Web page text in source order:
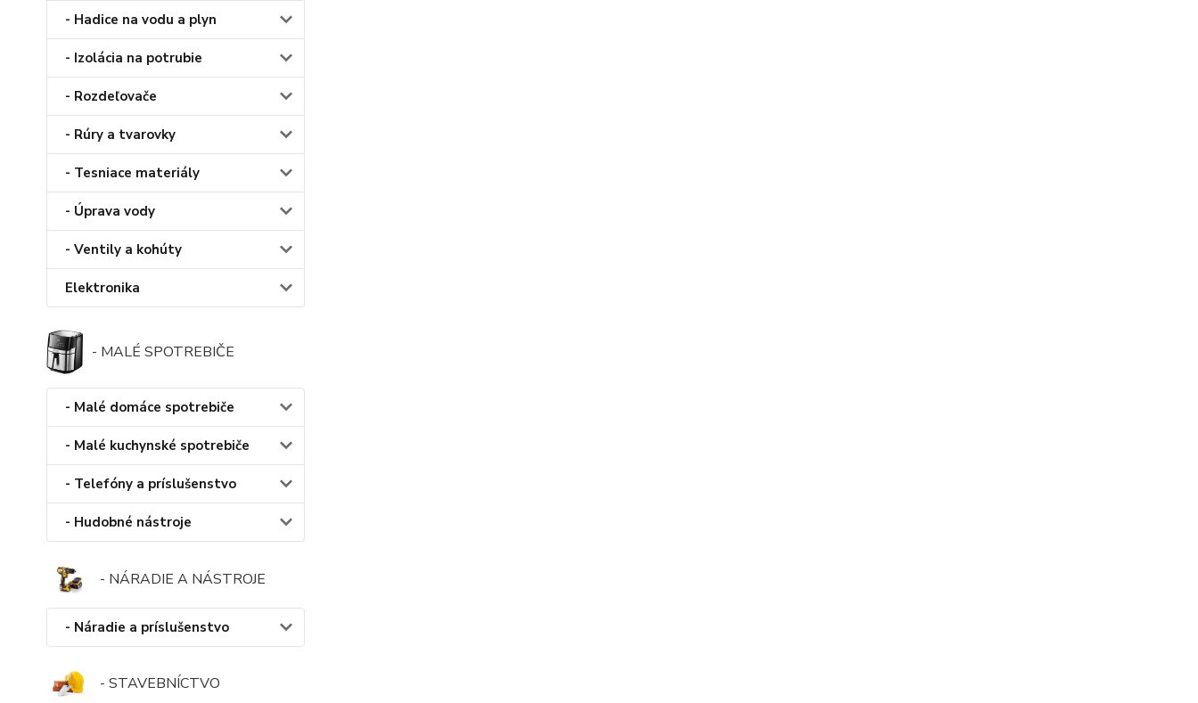
- Hadice na vodu a plyn
- Izolácia na potrubie
- Rozdeľovače
- Rúry a tvarovky
- Tesniace materiály
- Úprava vody
- Ventily a kohúty
Elektronika
- MALÉ SPOTREBIČE
- Malé domáce spotrebiče
- Malé kuchynské spotrebiče
- Telefóny a príslušenstvo
- Hudobné nástroje
- NÁRADIE A NÁSTROJE
- Náradie a príslušenstvo
- STAVEBNÍCTVO